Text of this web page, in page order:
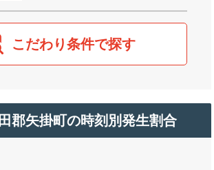
こだわり条件で探す
郡矢掛町の時刻別発生割合